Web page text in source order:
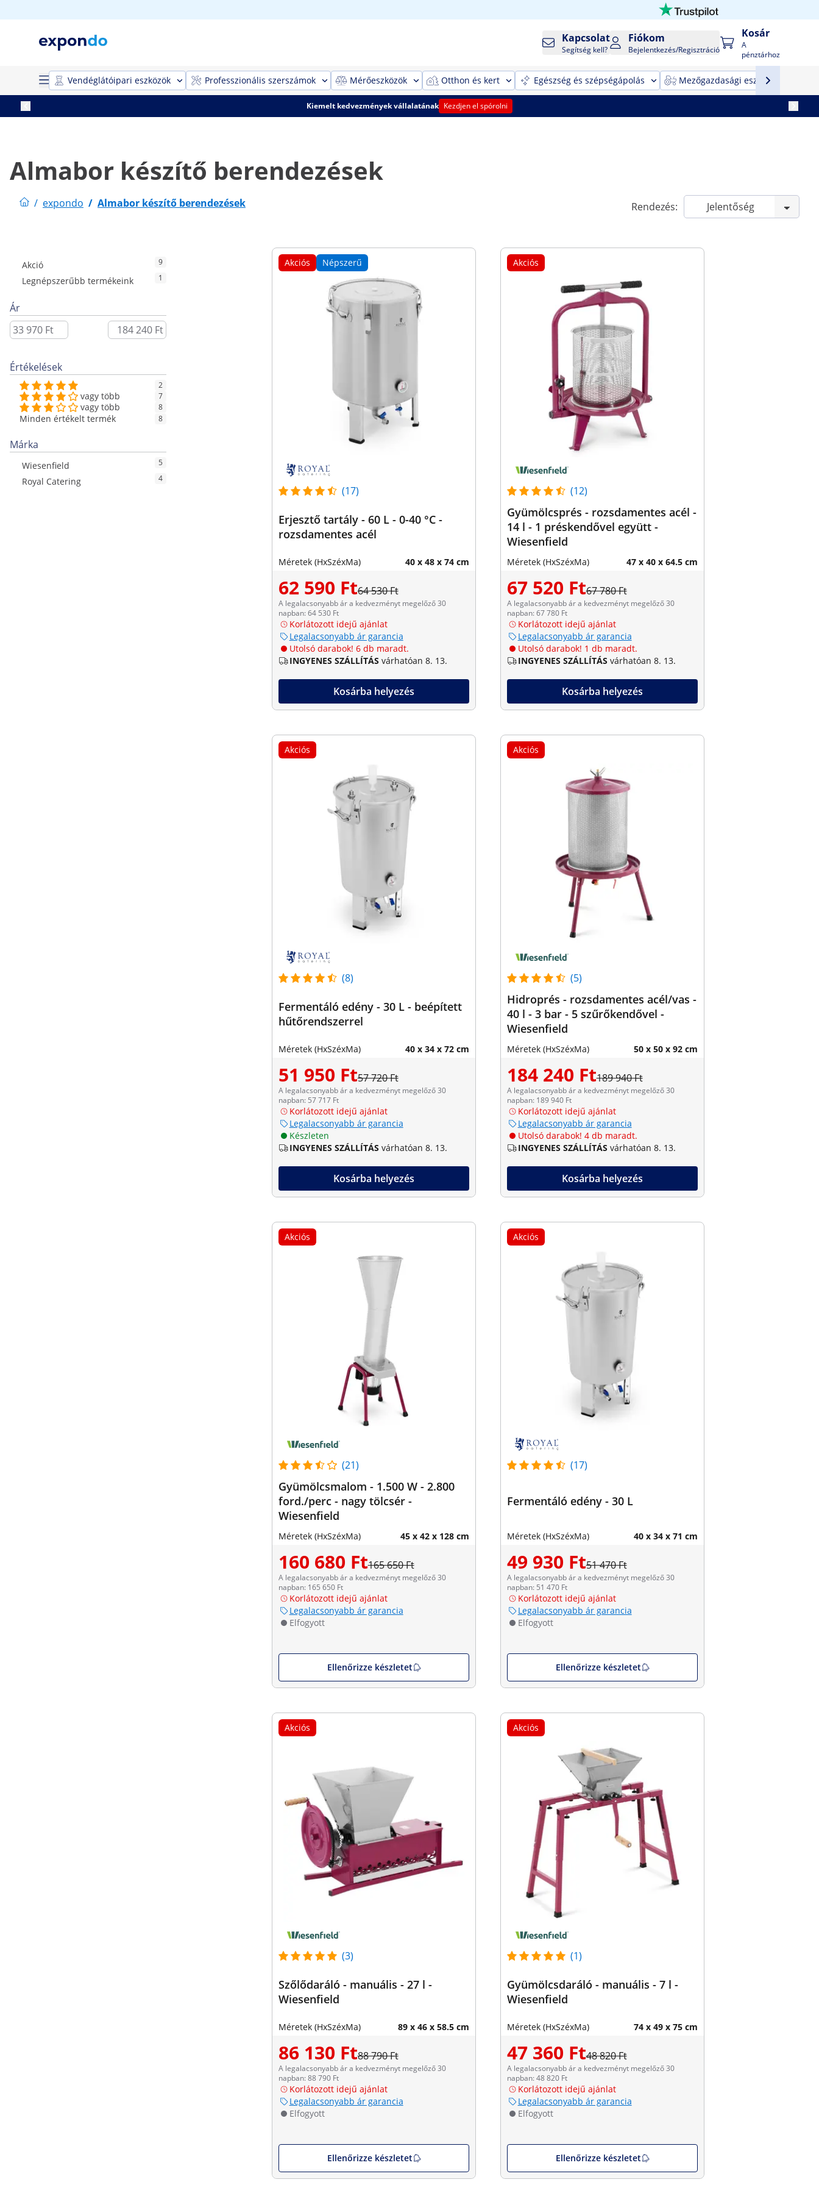
Kapcsolat
Segítség kell?
Fiókom
Bejelentkezés/Regisztráció
Kosár
A
pénztárhoz
Vendéglátóipari eszközök Professzionális szerszámok Mérőeszközök Otthon és kert Egészség és szépségápolás Mezőgazdasági eszközök
Kiemelt kedvezmények vállalatának Kezdjen el spórolni
Almabor készítő berendezések
/ expondo / Almabor készítő berendezések Rendezés:
Akció 9
Legnépszerűbb termékeink 1
Ár
Értékelések
2
vagy több 7
vagy több 8
Minden értékelt termék 8
Márka
Wiesenfield 5
Royal Catering 4
Akciós Népszerű
(17)
Erjesztő tartály - 60 L - 0-40 °C -
rozsdamentes acél
Méretek (HxSzéxMa) 40 x 48 x 74 cm
62 590 Ft64 530 Ft
A legalacsonyabb ár a kedvezményt megelőző 30
napban: 64 530 Ft
Korlátozott idejű ajánlat
Legalacsonyabb ár garancia
Utolsó darabok! 6 db maradt.
INGYENES SZÁLLÍTÁS várhatóan 8. 13.
Kosárba helyezés
Akciós
(12)
Gyümölcsprés - rozsdamentes acél -
14 l - 1 préskendővel együtt -
Wiesenfield
Méretek (HxSzéxMa) 47 x 40 x 64.5 cm
67 520 Ft67 780 Ft
A legalacsonyabb ár a kedvezményt megelőző 30
napban: 67 780 Ft
Korlátozott idejű ajánlat
Legalacsonyabb ár garancia
Utolsó darabok! 1 db maradt.
INGYENES SZÁLLÍTÁS várhatóan 8. 13.
Kosárba helyezés
Akciós
(8)
Fermentáló edény - 30 L - beépített
hűtőrendszerrel
Méretek (HxSzéxMa) 40 x 34 x 72 cm
51 950 Ft57 720 Ft
A legalacsonyabb ár a kedvezményt megelőző 30
napban: 57 717 Ft
Korlátozott idejű ajánlat
Legalacsonyabb ár garancia
Készleten
INGYENES SZÁLLÍTÁS várhatóan 8. 13.
Kosárba helyezés
Akciós
(5)
Hidroprés - rozsdamentes acél/vas -
40 l - 3 bar - 5 szűrőkendővel -
Wiesenfield
Méretek (HxSzéxMa) 50 x 50 x 92 cm
184 240 Ft189 940 Ft
A legalacsonyabb ár a kedvezményt megelőző 30
napban: 189 940 Ft
Korlátozott idejű ajánlat
Legalacsonyabb ár garancia
Utolsó darabok! 4 db maradt.
INGYENES SZÁLLÍTÁS várhatóan 8. 13.
Kosárba helyezés
Akciós
(21)
Gyümölcsmalom - 1.500 W - 2.800
ford./perc - nagy tölcsér -
Wiesenfield
Méretek (HxSzéxMa) 45 x 42 x 128 cm
160 680 Ft165 650 Ft
A legalacsonyabb ár a kedvezményt megelőző 30
napban: 165 650 Ft
Korlátozott idejű ajánlat
Legalacsonyabb ár garancia
Elfogyott
Ellenőrizze készletet
Akciós
(17)
Fermentáló edény - 30 L
Méretek (HxSzéxMa) 40 x 34 x 71 cm
49 930 Ft51 470 Ft
A legalacsonyabb ár a kedvezményt megelőző 30
napban: 51 470 Ft
Korlátozott idejű ajánlat
Legalacsonyabb ár garancia
Elfogyott
Ellenőrizze készletet
Akciós
(3)
Szőlődaráló - manuális - 27 l -
Wiesenfield
Méretek (HxSzéxMa) 89 x 46 x 58.5 cm
86 130 Ft88 790 Ft
A legalacsonyabb ár a kedvezményt megelőző 30
napban: 88 790 Ft
Korlátozott idejű ajánlat
Legalacsonyabb ár garancia
Elfogyott
Ellenőrizze készletet
Akciós
(1)
Gyümölcsdaráló - manuális - 7 l -
Wiesenfield
Méretek (HxSzéxMa) 74 x 49 x 75 cm
47 360 Ft48 820 Ft
A legalacsonyabb ár a kedvezményt megelőző 30
napban: 48 820 Ft
Korlátozott idejű ajánlat
Legalacsonyabb ár garancia
Elfogyott
Ellenőrizze készletet